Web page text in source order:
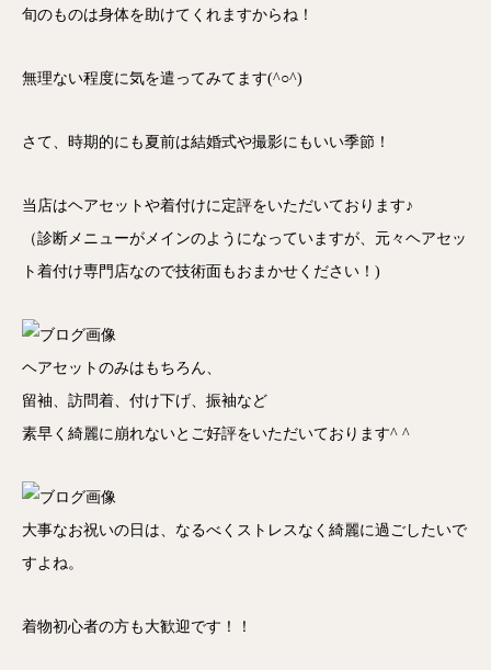
旬のものは身体を助けてくれますからね！
無理ない程度に気を遣ってみてます(^○^)
さて、時期的にも夏前は結婚式や撮影にもいい季節！
当店はヘアセットや着付けに定評をいただいております♪
（診断メニューがメインのようになっていますが、元々ヘアセッ
ト着付け専門店なので技術面もおまかせください！)
ヘアセットのみはもちろん、
留袖、訪問着、付け下げ、振袖など
素早く綺麗に崩れないとご好評をいただいております^ ^
大事なお祝いの日は、なるべくストレスなく綺麗に過ごしたいで
すよね。
着物初心者の方も大歓迎です！！